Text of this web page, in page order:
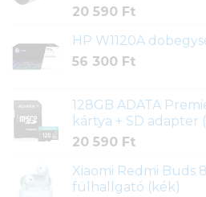
20 590 Ft
HP W1120A
56 300 Ft
128GB ADATA
kártya + SD adapter
20 590 Ft
Xiaomi Redmi Buds
fülhallgató (kék)